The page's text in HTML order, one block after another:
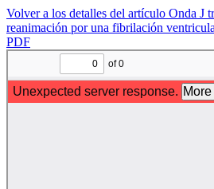
Volver a los detalles del artículo Onda J
reanimación por una fibrilación
PDF